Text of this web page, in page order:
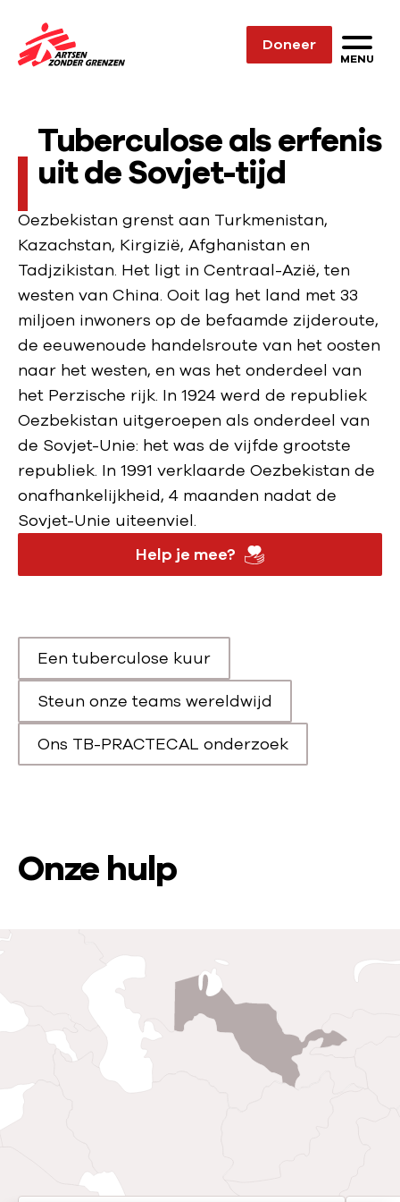
Sla navigatie over
N
d
h
o
m
e
p
a
g
e
Doneer
MENU
Tuberculose als erfenis
uit de Sovjet-tijd
Oezbekistan grenst aan Turkmenistan,
Kazachstan, Kirgizië, Afghanistan en
Tadjzikistan. Het ligt in Centraal-Azië, ten
westen van China. Ooit lag het land met 33
miljoen inwoners op de befaamde zijderoute,
de eeuwenoude handelsroute van het oosten
naar het westen, en was het onderdeel van
het Perzische rijk. In 1924 werd de republiek
Oezbekistan uitgeroepen als onderdeel van
de Sovjet-Unie: het was de vijfde grootste
republiek. In 1991 verklaarde Oezbekistan de
onafhankelijkheid, 4 maanden nadat de
Sovjet-Unie uiteenviel.
Help je mee?
Scroll naar
Een tuberculose kuur
Scroll naar
Steun onze teams wereldwijd
Scroll naar
Ons TB-PRACTECAL onderzoek
Onze hulp